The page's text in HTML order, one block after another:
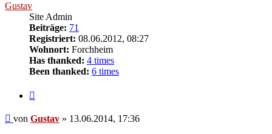
Gustav
Site Admin
Beiträge: 71
Registriert: 08.06.2012, 08:27
Wohnort: Forchheim
Has thanked: 4 times
Been thanked: 6 times
Beitrag
von Gustav » 13.06.2014, 17:36